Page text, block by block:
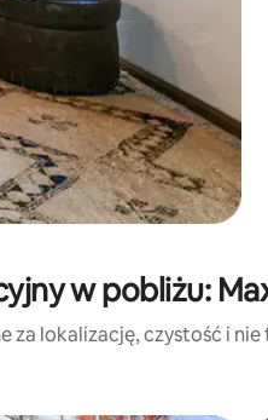
w pobliżu:
za lokalizację, czystość i nie